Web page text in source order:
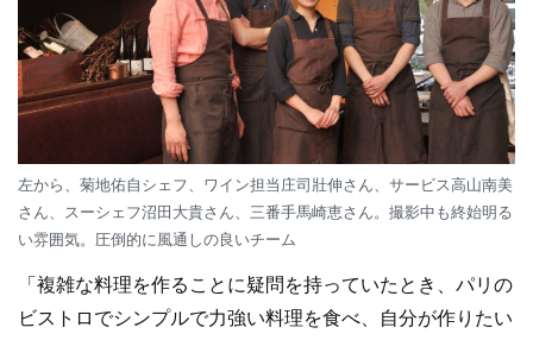
左から、菊地佑自シェフ、ワイン担当庄司壯伸さん、サービス高山南美
さん、スーシェフ沼田大貴さん、三番手馬崎恵さん。撮影中も終始明る
い雰囲気。圧倒的に風通しの良いチーム
「複雑な料理を作ることに疑問を持っていたとき、パリの
ビストロでシンプルで力強い料理を食べ、自分が作りたい